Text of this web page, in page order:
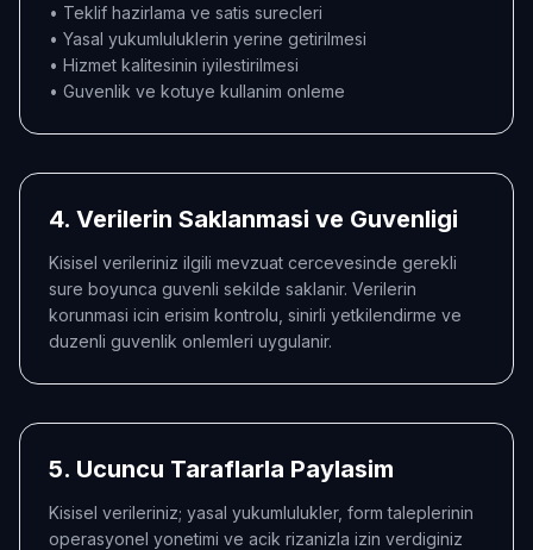
• Teklif hazirlama ve satis surecleri
• Yasal yukumluluklerin yerine getirilmesi
• Hizmet kalitesinin iyilestirilmesi
• Guvenlik ve kotuye kullanim onleme
4. Verilerin Saklanmasi ve Guvenligi
Kisisel verileriniz ilgili mevzuat cercevesinde gerekli
sure boyunca guvenli sekilde saklanir. Verilerin
korunmasi icin erisim kontrolu, sinirli yetkilendirme ve
duzenli guvenlik onlemleri uygulanir.
5. Ucuncu Taraflarla Paylasim
Kisisel verileriniz; yasal yukumlulukler, form taleplerinin
operasyonel yonetimi ve acik rizanizla izin verdiginiz